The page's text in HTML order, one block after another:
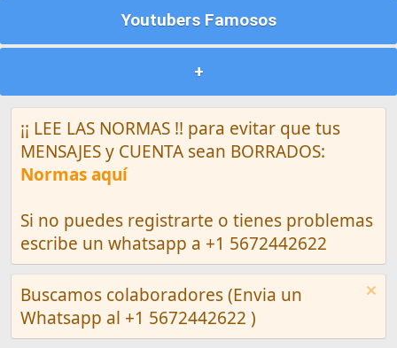
Youtubers Famosos
+
¡¡ LEE LAS NORMAS !! para evitar que tus
MENSAJES y CUENTA sean BORRADOS:
Normas aquí
Si no puedes registrarte o tienes problemas
escribe un whatsapp a +1 5672442622
Buscamos colaboradores (Envia un
Whatsapp al +1 5672442622 )